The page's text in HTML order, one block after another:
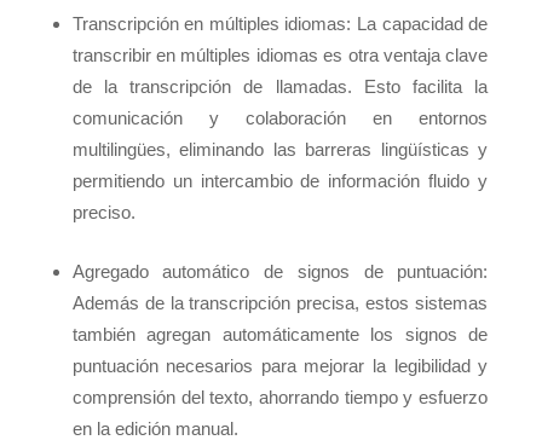
Transcripción en múltiples idiomas: La capacidad de
transcribir en múltiples idiomas es otra ventaja clave
de la transcripción de llamadas. Esto facilita la
comunicación y colaboración en entornos
multilingües, eliminando las barreras lingüísticas y
permitiendo un intercambio de información fluido y
preciso.
Agregado automático de signos de puntuación:
Además de la transcripción precisa, estos sistemas
también agregan automáticamente los signos de
puntuación necesarios para mejorar la legibilidad y
comprensión del texto, ahorrando tiempo y esfuerzo
en la edición manual.